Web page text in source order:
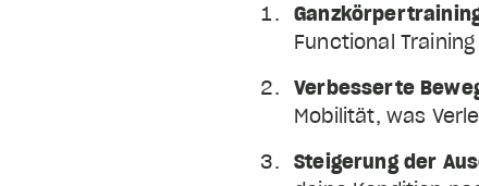
Functional
Verbesserte
Mobilität, was
Steigerung der